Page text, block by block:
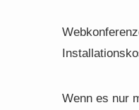
Wenn es nur